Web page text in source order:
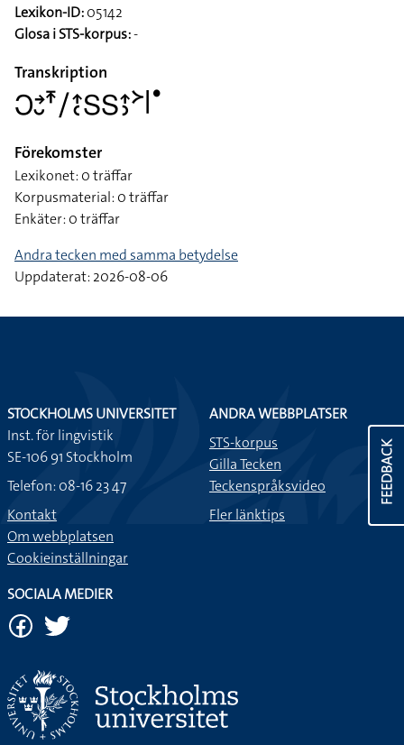
Lexikon-ID:05142
Glosa i STS-korpus:-
Transkription
􌥋􌥔􌤷􌥵􌥠􌤴􌥗􌥅􌥅􌤴􌤶􌦅􌥼􌤟
Förekomster
Lexikonet: 0 träffar
Korpusmaterial: 0 träffar
Enkäter: 0 träffar
Andra tecken med samma betydelse
Uppdaterat: 2026-08-06
FEEDBACK
STOCKHOLMS UNIVERSITET
Inst. för lingvistik
SE-106 91 Stockholm
Telefon: 08-16 23 47
Kontakt
Om webbplatsen
Cookieinställningar
ANDRA WEBBPLATSER
STS-korpus
Gilla Tecken
Teckenspråksvideo
Fler länktips
SOCIALA MEDIER